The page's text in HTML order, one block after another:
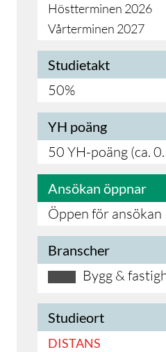
Höstterminen 2026
Vårterminen 2027
Studietakt
50%
YH poäng
50 YH-poäng (ca.
Ansökan öppnar
Öppen för ansökan
Branscher
Bygg &
Studieort
DISTANS